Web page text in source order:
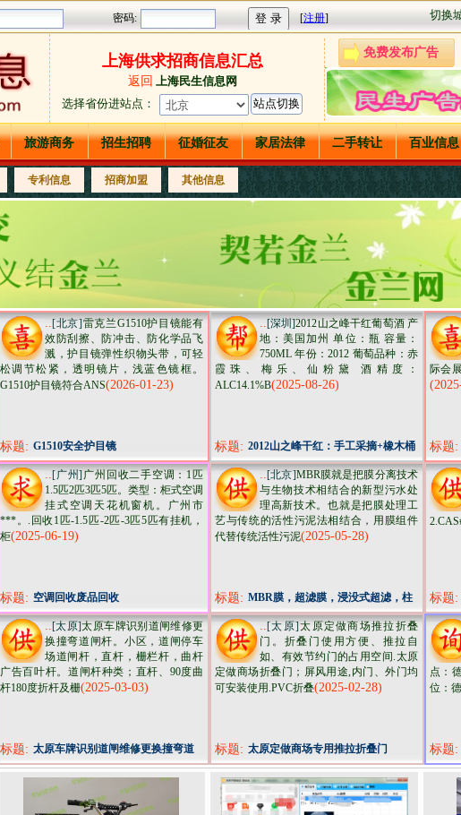
切换
免费发布广告
上海供求招商信息汇总
返回 上海民生信息网
选择省份进站点 ：
旅游商务 招生招聘 征婚征友 家居法律 二手转让 百业信息
专利信息 招商加盟 其他信息
..[北京]雷克兰G1510护目镜能有
效防刮擦、防冲击、防化学品飞
溅，护目镜弹性织物头带，可轻
松调节松紧，透明镜片，浅蓝色镜框。
G1510护目镜符合ANS(2026-01-23)
标题: G1510安全护目镜
..[深圳]2012山之峰干红葡萄酒 产
地：美国加州 单位：瓶 容量：
750ML 年份：2012 葡萄品种：赤
霞珠、梅乐、仙粉黛 酒精度：
ALC14.1%B(2025-08-26)
标题: 2012山之峰干红：手工采摘+橡木桶
陈酿，这瓶酒把加州的阳光酿成
际会
标题:
..[广州] 广州回收二手空调：1匹
1.5匹2匹3匹5匹。类型：柜式空调
挂式空调天花机窗机。广州市
***。.回收1匹-1.5匹-2匹-3匹5匹有挂机，
柜(2025-06-19)
标题: 空调回收废品回收
..[北京]MBR膜就是把膜分离技术
与生物技术相结合的新型污水处
理高新技术。也就是把膜处理工
艺与传统的活性污泥法相结合，用膜组件
代替传统活性污泥(2025-05-28)
标题: MBR膜，超滤膜，浸没式超滤，柱
式超滤，平板膜，中空纤维膜
标题:
..[太原]太原车牌识别道闸维修更
换撞弯道闸杆。小区，道闸停车
场道闸杆，直杆，栅栏杆，曲杆
广告百叶杆。道闸杆种类；直杆、90度曲
杆180度折杆及栅(2025-03-03)
标题: 太原车牌识别道闸维修更换撞弯道
闸杆
..[太原]太原定做商场推拉折叠
门。折叠门使用方便、推拉自
如、有效节约门的占用空间.太原
定做商场折叠门；屏风用途,内门、外门均
可安装使用.PVC折叠(2025-02-28)
标题: 太原定做商场专用推拉折叠门
点：
位：
标题: